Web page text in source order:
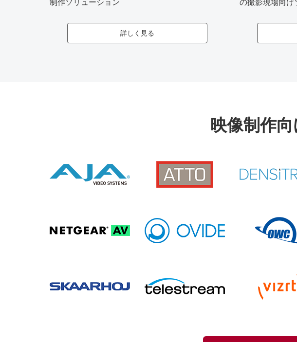
制作ソリューション
詳しく見る
の撮影現場向け
映像制作